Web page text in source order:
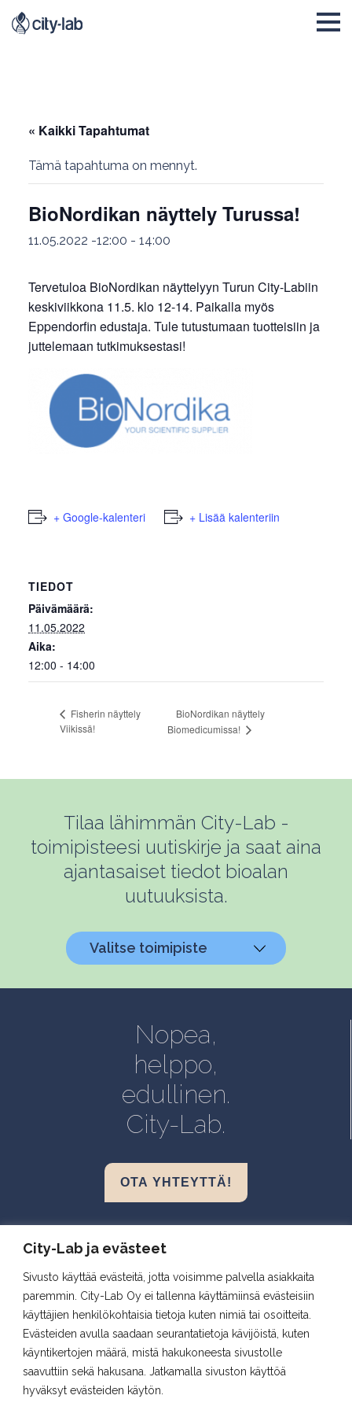
City-Lab ja evästeet
Sivusto käyttää evästeitä, jotta voisimme palvella asiakkaita
paremmin. City-Lab Oy ei tallenna käyttämiinsä evästeisiin
käyttäjien henkilökohtaisia tietoja kuten nimiä tai osoitteita.
Evästeiden avulla saadaan seurantatietoja kävijöistä, kuten
käyntikertojen määrä, mistä hakukoneesta sivustolle
saavuttiin sekä hakusana. Jatkamalla sivuston käyttöä
hyväksyt evästeiden käytön.
« Kaikki Tapahtumat
Tämä tapahtuma on mennyt.
BioNordikan näyttely Turussa!
11.05.2022 -12:00 - 14:00
Tervetuloa BioNordikan näyttelyyn Turun City-Labiin
keskiviikkona 11.5. klo 12-14. Paikalla myös
Eppendorfin edustaja. Tule tutustumaan tuotteisiin ja
juttelemaan tutkimuksestasi!
+ Google-kalenteri + Lisää kalenteriin
TIEDOT
Päivämäärä:
11.05.2022
Aika:
12:00 - 14:00
Fisherin näyttely
Viikissä!
BioNordikan näyttely
Biomedicumissa!
Tilaa lähimmän City-Lab -
toimipisteesi uutiskirje ja saat aina
ajantasaiset tiedot bioalan
uutuuksista.
Valitse toimipiste
Helsinki, Biokeskus 1
Kuopio, Snellmania
Oulu, Aapistie
Turku, BioCity
Nopea,
helppo,
edullinen.
City-Lab.
OTA YHTEYTTÄ!
Snellmania, Kuopio
Aapistie, Oulu
BioCity, Turku
Seuraa meitä